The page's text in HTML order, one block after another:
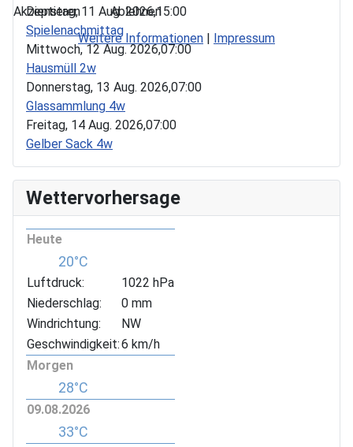
Dienstag, 11 Aug. 2026,15:00
Spielenachmittag
Mittwoch, 12 Aug. 2026,07:00
Hausmüll 2w
Donnerstag, 13 Aug. 2026,07:00
Glassammlung 4w
Freitag, 14 Aug. 2026,07:00
Gelber Sack 4w
Wettervorhersage
Heute
20°C
Luftdruck:
1022 hPa
Niederschlag:
0 mm
Windrichtung:
NW
Geschwindigkeit:6 km/h
Morgen
28°C
09.08.2026
33°C
Akzeptieren
Ablehnen
Weitere Informationen | Impressum